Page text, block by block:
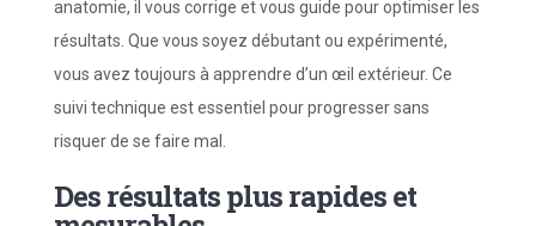
anatomie, il vous corrige et vous guide pour optimiser les
résultats. Que vous soyez débutant ou expérimenté,
vous avez toujours à apprendre d’un œil extérieur. Ce
suivi technique est essentiel pour progresser sans
risquer de se faire mal.
Des résultats plus rapides et